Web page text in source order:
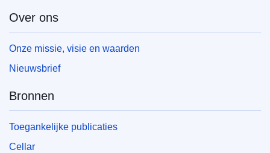
Over ons
Onze missie, visie en waarden
Nieuwsbrief
Bronnen
Toegankelijke publicaties
Cellar